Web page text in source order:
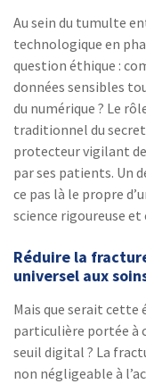
Au sein du tumulte
technologique en
question éthique :
données sensibles
du numérique ? Le
traditionnel du
protecteur vigilant
par ses patients. Un
ce pas là le propre
science rigoureuse et
Réduire la
universel aux
Mais que serait
particulière portée à
seuil digital ? La
non négligeable à